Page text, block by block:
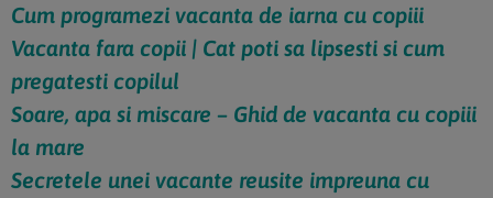
Cum programezi vacanta de iarna cu copiii
Vacanta fara copii | Cat poti sa lipsesti si cum
pregatesti copilul
Soare, apa si miscare – Ghid de vacanta cu copiii
la mare
Secretele unei vacante reusite impreuna cu